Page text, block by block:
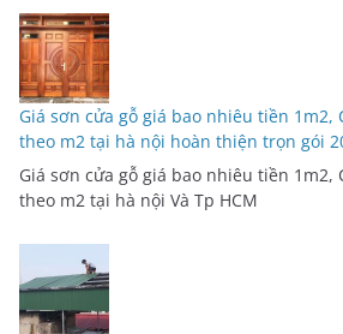
Giá sơn cửa gỗ giá bao nhiêu tiền 1m2,
theo m2 tại hà nội hoàn thiện trọn gói
Giá sơn cửa gỗ giá bao nhiêu tiền 1m2,
theo m2 tại hà nội Và Tp HCM